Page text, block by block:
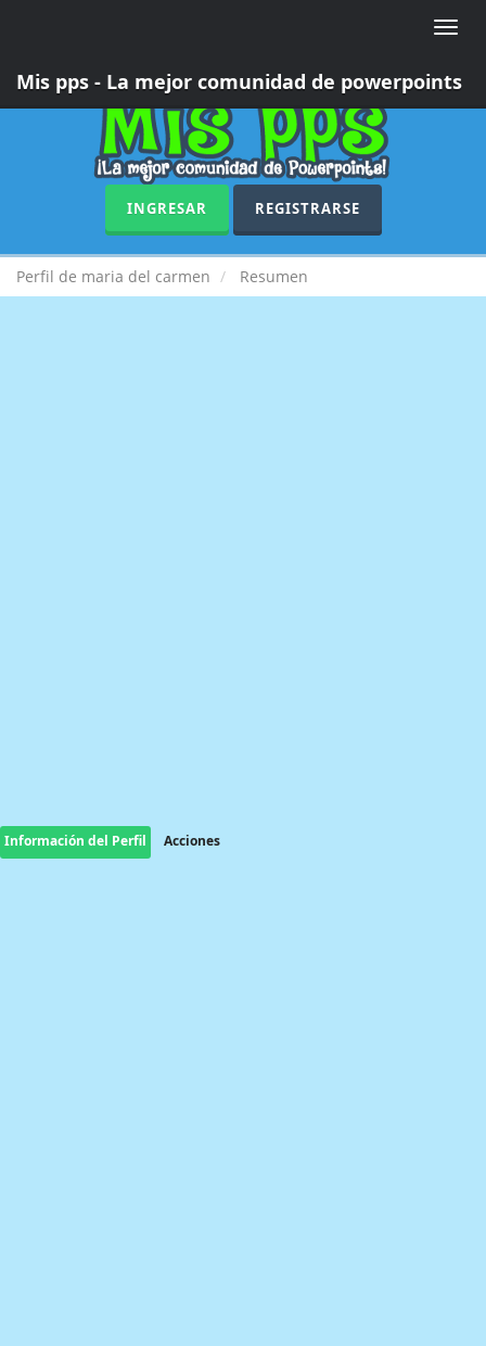
Toggle
Mis pps - La mejor comunidad de powerpoints
INGRESAR REGISTRARSE
Perfil de maria del carmen Resumen
Información del Perfil Acciones